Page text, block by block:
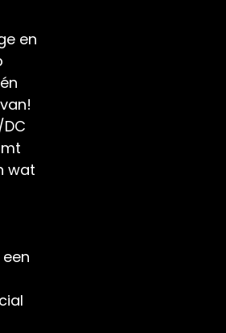
en
wat